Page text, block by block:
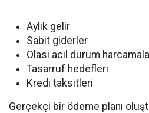
Aylık gelir
Sabit giderler
Olası acil durum
Tasarruf hedefleri
Kredi taksitleri
Gerçekçi bir ödeme planı